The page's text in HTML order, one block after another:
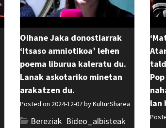
Oihane Jaka donostiarrak
‘Itsaso amniotikoa’ lehen
poema liburua kaleratu du.
Lanak askotariko minetan
arakatzen du.
Posted on 2024-12-07 byKulturSharea
Bereziak Bideo_albisteak
lan